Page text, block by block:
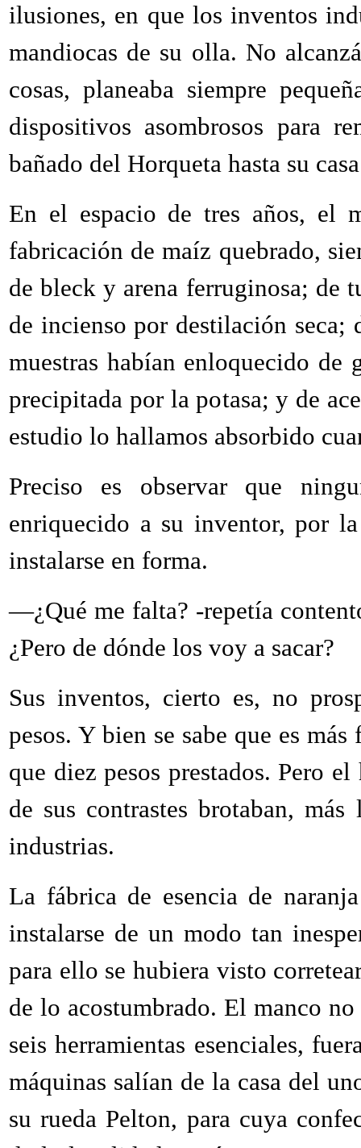
ilusiones, en que los inventos
mandiocas de su olla. No
cosas, planeaba siempre
dispositivos asombrosos para
bañado del Horqueta hasta su
En el espacio de tres años, el
fabricación de maíz quebrado,
de bleck y arena ferruginosa; de
de incienso por destilación seca;
muestras habían enloquecido de
precipitada por la potasa; y de
estudio lo hallamos absorbido
Preciso es observar que
enriquecido a su inventor, por
instalarse en forma.
—¿Qué me falta? -repetía
¿Pero de dónde los voy a sacar?
Sus inventos, cierto es, no
pesos. Y bien se sabe que es
que diez pesos prestados. Pero
de sus contrastes brotaban,
industrias.
La fábrica de esencia de
instalarse de un modo tan
para ello se hubiera visto
de lo acostumbrado. El manco
seis herramientas esenciales,
máquinas salían de la casa del
su rueda Pelton, para cuya